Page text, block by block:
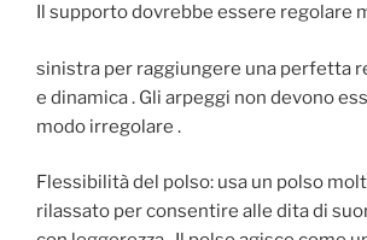
Il supporto dovrebbe essere regolare
sinistra per raggiungere una perfetta
e dinamica . Gli arpeggi non devono
modo irregolare .
Flessibilità del polso: usa un polso
rilassato per consentire alle dita di